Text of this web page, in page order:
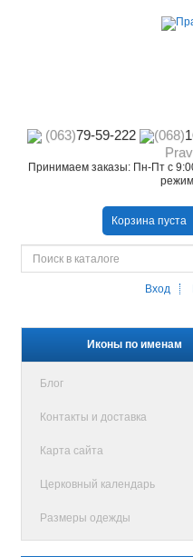
(063)79-59-222 (068)
Принимаем заказы: Пн-Пт с
Корзина пуста
Вход
Иконы по именам
Блог
Контакты и доставка
Карта сайта
Церковный календарь
Размеры одежды